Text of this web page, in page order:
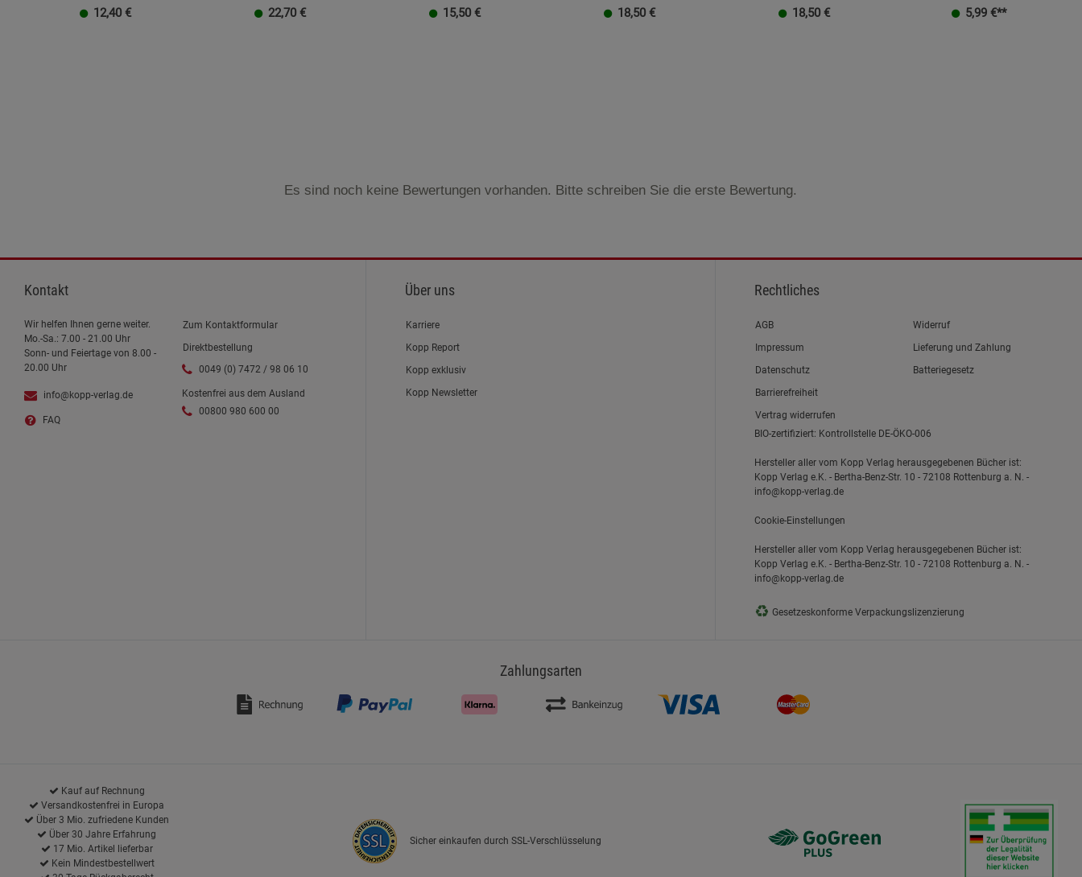
12,40 € 22,70 € 15,50 € 18,50 € 18,50 € 5,99 €**
Es sind noch keine Bewertungen vorhanden. Bitte schreiben Sie die erste Bewertung.
Kontakt
Wir helfen Ihnen gerne weiter.
Mo.-Sa.: 7.00 - 21.00 Uhr
Sonn- und Feiertage von 8.00 -
20.00 Uhr
info@kopp-verlag.de
FAQ
Zum Kontaktformular
Direktbestellung
0049 (0) 7472 / 98 06 10
Kostenfrei aus dem Ausland
00800 980 600 00
Über uns
Karriere
Kopp Report
Kopp exklusiv
Kopp Newsletter
Rechtliches
Link zum/zur
AGB
Link zum/zur
Impressum
Link zum/zur
Datenschutz
Link zum/zur
Barrierefreiheit
Vertrag widerrufen
Widerruf
Lieferung und Zahlung
Batteriegesetz
BIO-zertifiziert: Kontrollstelle DE-ÖKO-006
Hersteller aller vom Kopp Verlag herausgegebenen Bücher ist:
Kopp Verlag e.K. - Bertha-Benz-Str. 10 - 72108 Rottenburg a. N. -
info@kopp-verlag.de
Cookie-Einstellungen
Hersteller aller vom Kopp Verlag herausgegebenen Bücher ist:
Kopp Verlag e.K. - Bertha-Benz-Str. 10 - 72108 Rottenburg a. N. -
info@kopp-verlag.de
♻ Gesetzeskonforme Verpackungslizenzierung
Zahlungsarten
Kauf auf Rechnung
Versandkostenfrei in Europa
Über 3 Mio. zufriedene Kunden
Über 30 Jahre Erfahrung
17 Mio. Artikel lieferbar
Kein Mindestbestellwert
Sicher einkaufen durch SSL-Verschlüsselung